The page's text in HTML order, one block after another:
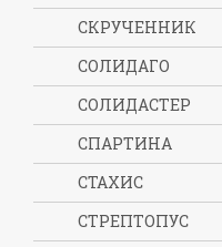
СКРУЧЕННИК
СОЛИДАГО
СОЛИДАСТЕР
СПАРТИНА
СТАХИС
СТРЕПТОПУС